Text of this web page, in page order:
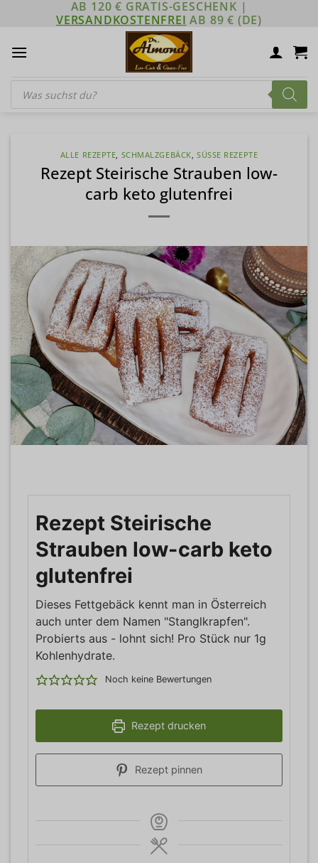
AB 120 € GRATIS-GESCHENK |
VERSANDKOSTENFREI AB 89 € (DE)
Products
search
ALLE REZEPTE, SCHMALZGEBÄCK, SÜSSE REZEPTE
Rezept Steirische Strauben low-
carb keto glutenfrei
Rezept Steirische
Strauben low-carb keto
glutenfrei
Dieses Fettgebäck kennt man in Österreich
auch unter dem Namen "Stanglkrapfen".
Probierts aus - lohnt sich! Pro Stück nur 1g
Kohlenhydrate.
Noch keine Bewertungen
Rezept drucken
Rezept pinnen